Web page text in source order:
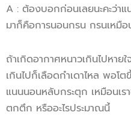
A : ต้องบอกก่อนเลยนะคะว่า
มาก็คือการนอนกรน กรนเหมื
ถ้าเกิดอากาศหนาวเกินไปหา
เกินไปก็เลือดกำเดาไหล พอโ
แนนนอนหลับกระตุก เหมือนเ
ตกตึก หรืออะไรประมาณนี้